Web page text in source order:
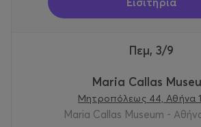
Πεμ, 3/9
Maria Callas
Μητροπόλεως 44, Αθήνα
Maria Callas Museum -